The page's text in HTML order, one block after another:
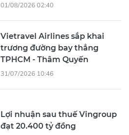
01/08/2026 02:40
Vietravel Airlines sắp khai
trương đường bay thẳng
TPHCM - Thâm Quyến
31/07/2026 10:46
Lợi nhuận sau thuế Vingroup
đạt 20.400 tỷ đồng